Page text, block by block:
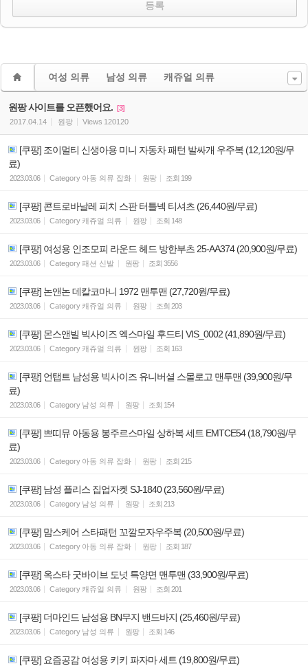
여성 의류 남성 의류 캐쥬얼 의류
원팡 사이트를 오픈했어요. [3]
2017.04.14
원팡 Views 120120
[쿠팡] 조이멀티 신생아용 미니 자동차 패턴 발싸개 우주복 (12,120원/무
료)
2023.03.06 Category 아동 의류 잡화 원팡 조회 199
[쿠팡] 콘트로바날레 피치 스판 터틀넥 티셔츠 (26,440원/무료)
2023.03.06 Category 캐쥬얼 의류 원팡 조회 148
[쿠팡] 여성용 인조모피 라운드 헤드 방한부츠 25-AA374 (20,900원/무료)
2023.03.06 Category패션 신발 원팡 조회 3556
[쿠팡] 논앤논 데칼코마니 1972 맨투맨 (27,720원/무료)
2023.03.06 Category 캐쥬얼 의류 원팡 조회 203
[쿠팡] 몬스앤빌 빅사이즈 엑스마일 후드티 VIS_0002 (41,890원/무료)
2023.03.06 Category 캐쥬얼 의류 원팡 조회 163
[쿠팡] 언탭트 남성용 빅사이즈 유니버셜 스몰로고 맨투맨 (39,900원/무
료)
2023.03.06 Category 남성 의류 원팡 조회 154
[쿠팡] 쁘띠뮤 아동용 봉주르스마일 상하복 세트 EMTCE54 (18,790원/무
료)
2023.03.06 Category 아동 의류 잡화 원팡 조회 215
[쿠팡] 남성 플리스 집업자켓 SJ-1840 (23,560원/무료)
2023.03.06 Category 남성 의류 원팡 조회 213
[쿠팡] 맘스케어 스타패턴 꼬깔모자우주복 (20,500원/무료)
2023.03.06 Category 아동 의류 잡화 원팡 조회 187
[쿠팡] 옥스타 굿바이브 도넛 특양면 맨투맨 (33,900원/무료)
2023.03.06 Category 캐쥬얼 의류 원팡 조회 201
[쿠팡] 더마인드 남성용 BN무지 밴드바지 (25,460원/무료)
2023.03.06 Category 남성 의류 원팡 조회 146
[쿠팡] 요즘공감 여성용 키키 파자마 세트 (19,800원/무료)